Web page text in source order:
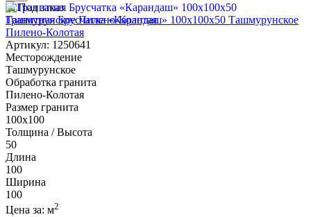
Под заказ
Гранитная Брусчатка «Карандаш» 100х100x50 Ташмурунское
Пилено-Колотая
Артикул: 1250641
Месторождение
Ташмурунское
Обработка гранита
Пилено-Колотая
Размер гранита
100х100
Толщина / Высота
50
Длина
100
Ширина
100
Цена за: м2